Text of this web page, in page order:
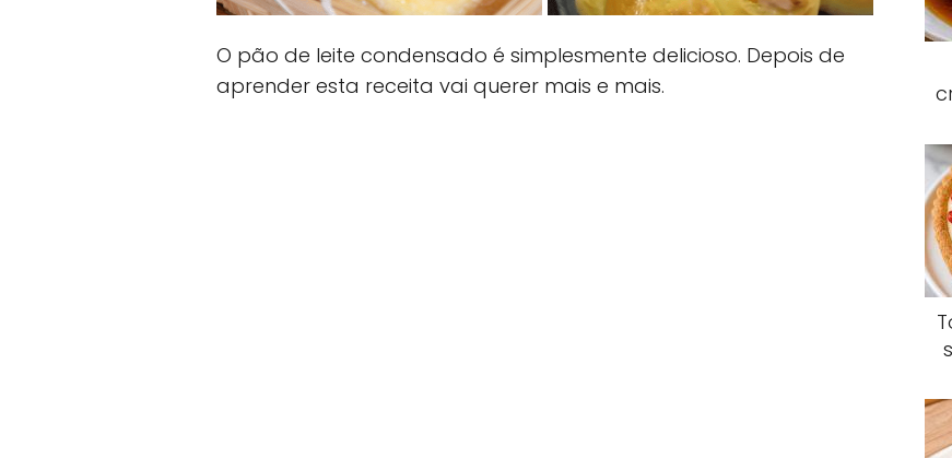
O pão de leite condensado é simplesmente delicioso. Depois de
aprender esta receita vai querer mais e mais.